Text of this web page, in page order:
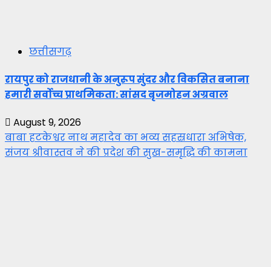
छत्तीसगढ़
रायपुर को राजधानी के अनुरूप सुंदर और विकसित बनाना
हमारी सर्वोच्च प्राथमिकता: सांसद बृजमोहन अग्रवाल
August 9, 2026
बाबा हटकेश्वर नाथ महादेव का भव्य सहस्रधारा अभिषेक,
संजय श्रीवास्तव ने की प्रदेश की सुख-समृद्धि की कामना